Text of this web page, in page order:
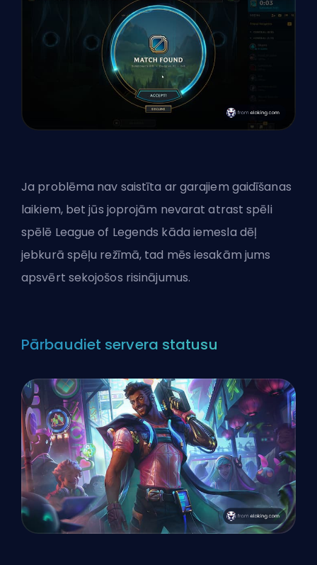
Ja problēma nav saistīta ar garajiem gaidīšanas
laikiem, bet jūs joprojām nevarat atrast spēli
spēlē League of Legends kāda iemesla dēļ
jebkurā spēļu režīmā, tad mēs iesakām jums
apsvērt sekojošos risinājumus.
Pārbaudiet servera statusu